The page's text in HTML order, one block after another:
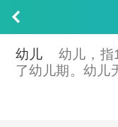

幼儿
幼儿，指
了幼儿期。幼儿
育周岁的孩子已